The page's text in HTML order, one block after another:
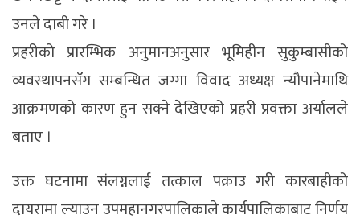
उनले दाबी गरे ।
प्रहरीको प्रारम्भिक अनुमानअनुसार भूमिहीन सुकुम्बासीको
व्यवस्थापनसँग सम्बन्धित जग्गा विवाद अध्यक्ष न्यौपानेमाथि
आक्रमणको कारण हुन सक्ने देखिएको प्रहरी प्रवक्ता अर्यालले
बताए ।
उक्त घटनामा संलग्नलाई तत्काल पक्राउ गरी कारबाहीको
दायरामा ल्याउन उपमहानगरपालिकाले कार्यपालिकाबाट निर्णय